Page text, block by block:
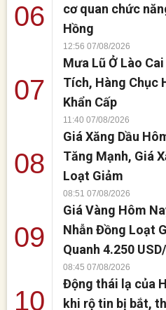
06
cơ quan chức
Hồng
12:56 07/08/2026
07
Mưa Lũ Ở Lào
Tích, Hàng Chục
Khẩn Cấp
11:40 07/08/2026
08
Giá Xăng Dầu
Tăng Mạnh, Giá
Loạt Giảm
08:51 07/08/2026
09
Giá Vàng Hôm
Nhẫn Đồng Loạt
Quanh 4.250
08:45 07/08/2026
10
Động thái lạ của
khi rộ tin bị bắt,